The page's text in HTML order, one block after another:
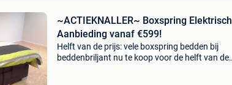
~ACTIEKNALLER~ Boxspring Elektrisch
Aanbieding vanaf €599!
Helft van de prijs: vele boxspring bedden bij
beddenbriljant nu te koop voor de helft van de